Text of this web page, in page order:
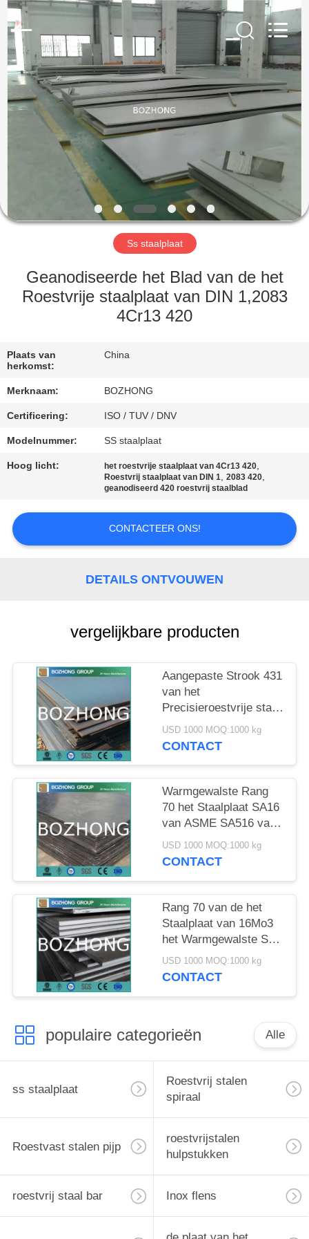
HUIS
PRODUCTEN
ONGEVEER
FABRIEKSREIS
KWALITEITSCONTROLE
CONTACTEER
EEN
CITAAT
PRIVACY
Metal
Group
Co.,
Ltd..
Rights
Reserved.
Ss staalplaat
Geanodiseerde het Blad van de het
Roestvrije staalplaat van DIN 1,2083
4Cr13 420
Plaats van
herkomst:
China
Merknaam: BOZHONG
Certificering: ISO / TUV / DNV
Modelnummer: SS staalplaat
Hoog licht: het roestvrije staalplaat van 4Cr13 420,
Roestvrij staalplaat van DIN 1,2083 420,
geanodiseerd 420 roestvrij staalblad
CONTACTEER ONS!
DETAILS ONTVOUWEN
vergelijkbare producten
Aangepaste Strook 431
van het
Precisieroestvrije staal
446 de Rang van 440A
440B 440C
USD 1000 MOQ:1000 kg
CONTACT
Warmgewalste Rang
70 het Staalplaat SA16
van ASME SA516 van
16Mo3 SS
USD 1000 MOQ:1000 kg
CONTACT
Rang 70 van de het
Staalplaat van 16Mo3
het Warmgewalste SS
Drukvat Materiële
SA16 van ASME
USD 1000 MOQ:1000 kg
CONTACT
populaire categorieën Alle
ss staalplaat
Roestvrij stalen
spiraal
Roestvast stalen pijp
roestvrijstalen
hulpstukken
roestvrij staal bar Inox flens